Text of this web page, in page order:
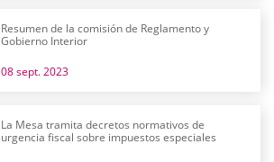
Resumen de la comisión de Reglamento y
Gobierno Interior
08 sept. 2023
La Mesa tramita decretos normativos de
urgencia fiscal sobre impuestos especiales